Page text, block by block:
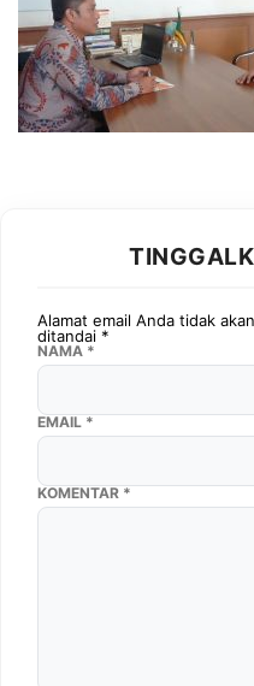
Alamat email Anda tidak
ditandai *
KOMENTAR *
NAMA *
EMAIL *